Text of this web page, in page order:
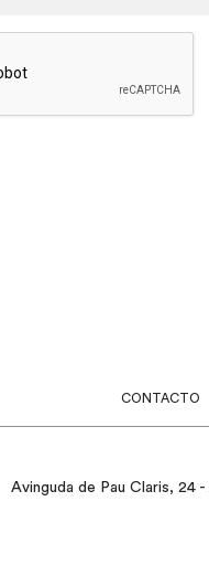
CONTACTO
Avinguda de Pau Claris, 24